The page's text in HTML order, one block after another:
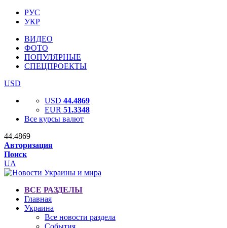
РУС
УКР
ВИДЕО
ФОТО
ПОПУЛЯРНЫЕ
СПЕЦПРОЕКТЫ
USD
USD 44.4869
EUR 51.3348
Все курсы валют
44.4869
Авторизация
Поиск
UA
ВСЕ РАЗДЕЛЫ
Главная
Украина
Все новости раздела
События